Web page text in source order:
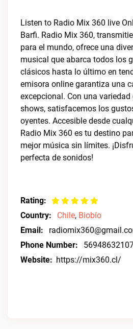
Listen to Radio Mix 360 live
Barfi. Radio Mix 360,
para el mundo, ofrece una
musical que abarca todos los
clásicos hasta lo último en
emisora online garantiza una
excepcional. Con una
shows, satisfacemos los
oyentes. Accesible desde
Radio Mix 360 es tu destino
mejor música sin límites.
perfecta de sonidos!
Rating:
Country:
Chile, Biobío
Email:
Phone Number:
Website: https://mix360.cl/